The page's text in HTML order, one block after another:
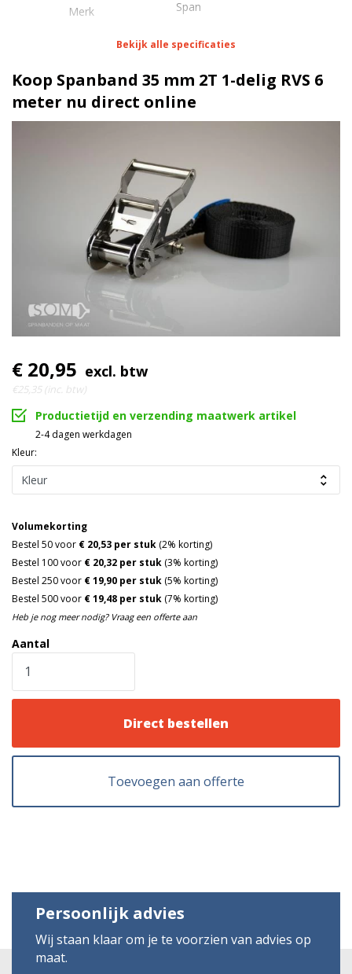
Merk Span
meter
Lengte 1 meter
100 daN
Haak/werklast N.v.t.
Ratel Blokratel RVS | 2 Ton
Bekijk alle specificaties
Koop Spanband 35 mm 2T 1-delig RVS 6
meter nu direct online
€ 20,95 excl. btw
€25,35 (inc. btw)
Productietijd en verzending maatwerk artikel
2-4 dagen werkdagen
Kleur:
Aantal
Volumekorting
Bestel 50 voor € 20,53 per stuk (2% korting)
Bestel 100 voor € 20,32 per stuk (3% korting)
Bestel 250 voor € 19,90 per stuk (5% korting)
Bestel 500 voor € 19,48 per stuk (7% korting)
Heb je nog meer nodig? Vraag een offerte aan
Direct bestellen
Toevoegen aan offerte
Persoonlijk advies
Wij staan klaar om je te voorzien van advies op
maat.